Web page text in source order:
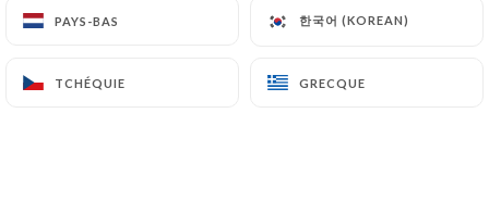
PAYS-BAS 한국어 (KOREAN)
TCHÉQUIE GRECQUE
PAYS-BAS 한국어 (KOREAN)
TCHÉQUIE GRECQUE